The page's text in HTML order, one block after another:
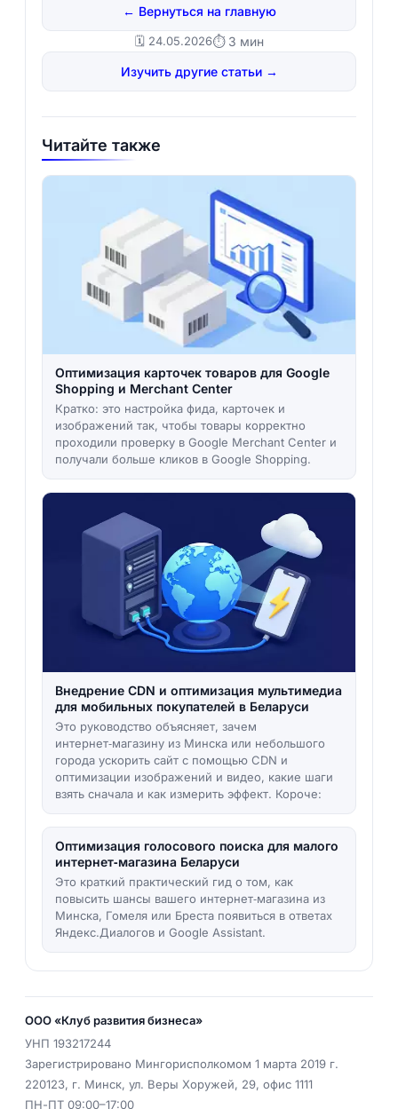
← Вернуться на главную
🗓️ 24.05.2026⏱ 3 мин
Изучить другие статьи →
Читайте также
Оптимизация карточек товаров для Google
Shopping и Merchant Center
Кратко: это настройка фида, карточек и
изображений так, чтобы товары корректно
проходили проверку в Google Merchant Center и
получали больше кликов в Google Shopping.
Внедрение CDN и оптимизация мультимедиа
для мобильных покупателей в Беларуси
Это руководство объясняет, зачем
интернет‑магазину из Минска или небольшого
города ускорить сайт с помощью CDN и
оптимизации изображений и видео, какие шаги
взять сначала и как измерить эффект. Короче:
Оптимизация голосового поиска для малого
интернет‑магазина Беларуси
Это краткий практический гид о том, как
повысить шансы вашего интернет‑магазина из
Минска, Гомеля или Бреста появиться в ответах
Яндекс.Диалогов и Google Assistant.
ООО «Клуб развития бизнеса»
УНП 193217244
Зарегистрировано Мингорисполкомом 1 марта 2019 г.
220123, г. Минск, ул. Веры Хоружей, 29, офис 1111
ПН-ПТ 09:00–17:00